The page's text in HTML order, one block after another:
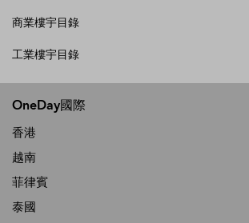
商業樓宇目錄
工業樓宇目錄
OneDay國際
香港
越南
菲律賓
泰國